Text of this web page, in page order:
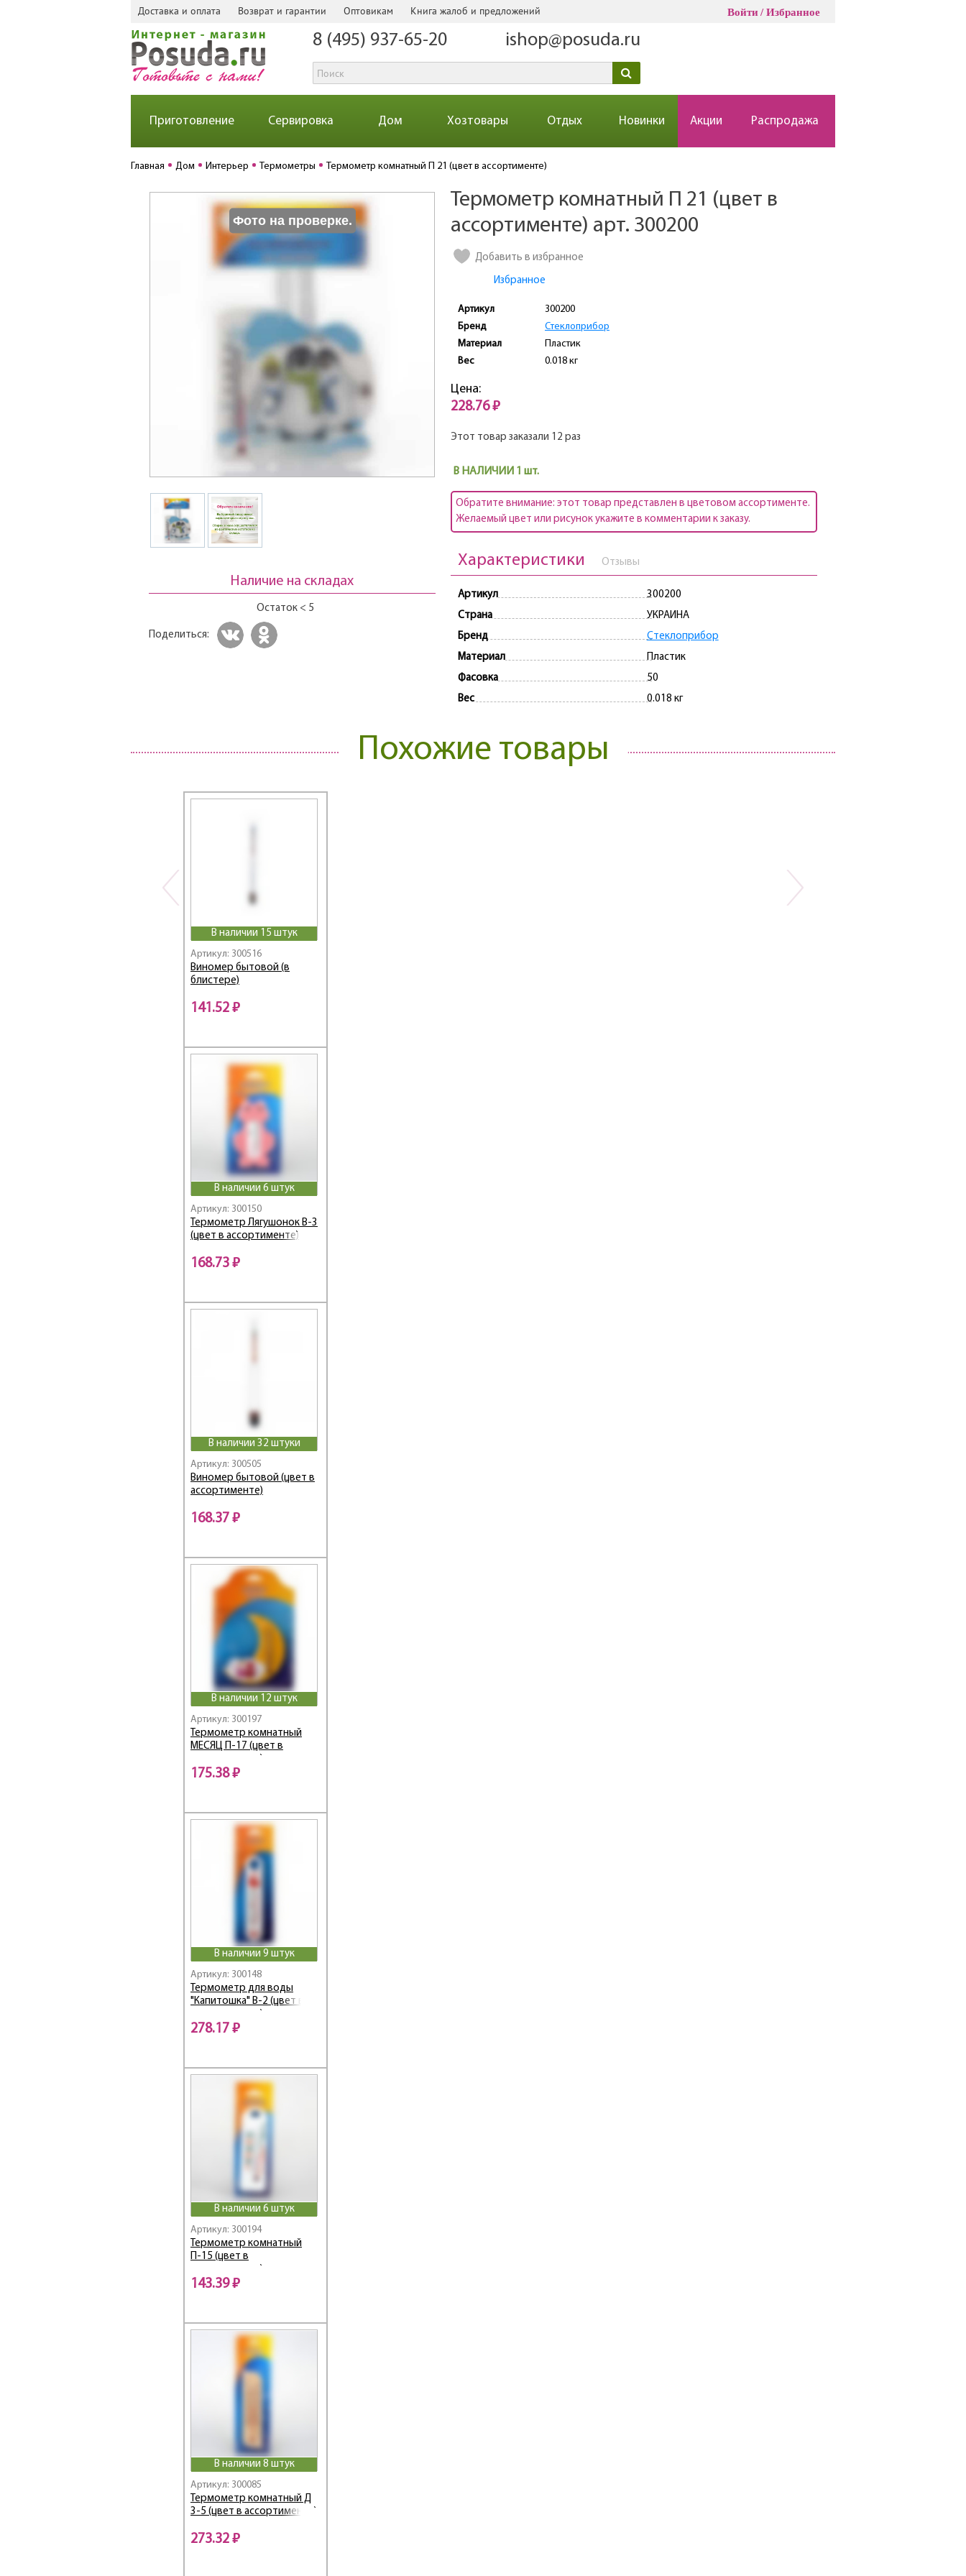
Доставка и оплата Возврат и гарантии Оптовикам Книга жалоб и предложений Войти Избранное
8 (495) 937-65-20 ishop@posuda.ru
Приготовление Сервировка Дом Хозтовары Отдых Новинки Акции Распродажа
Главная Дом Интерьер Термометры Термометр комнатный П 21 (цвет в ассортименте)
Фото на проверке.
Наличие на складах
Остаток < 5
Поделиться:
Термометр комнатный П 21 (цвет в
ассортименте) арт. 300200
Добавить в избранное
Избранное
Артикул
300200
Бренд
Стеклоприбор
Материал
Пластик
Вес
0.018 кг
Цена:
228.76 ₽
Этот товар заказали 12 раз
В НАЛИЧИИ 1 шт.
Обратите внимание: этот товар представлен в цветовом ассортименте.
Желаемый цвет или рисунок укажите в комментарии к заказу.
Характеристики Отзывы
Артикул
300200
Страна
УКРАИНА
Бренд
Стеклоприбор
Материал
Пластик
Фасовка
50
Вес
0.018 кг
Количество
Похожие товары
В наличии 15 штук
Артикул: 300516
Виномер бытовой (в
блистере)
141.52 ₽
В наличии 6 штук
Артикул: 300150
Термометр Лягушонок В-3
(цвет в ассортименте)
168.73 ₽
В наличии 32 штуки
Артикул: 300505
Виномер бытовой (цвет в
ассортименте)
168.37 ₽
В наличии 12 штук
Артикул: 300197
Термометр комнатный
МЕСЯЦ П-17 (цвет в
175.38 ₽
В наличии 9 штук
Артикул: 300148
Термометр для воды
"Капитошка" В-2 (цвет в
278.17 ₽
В наличии 6 штук
Артикул: 300194
Термометр комнатный
П-15 (цвет в
143.39 ₽
В наличии 8 штук
Артикул: 300085
Термометр комнатный Д
3-5 (цвет в ассортименте)
273.32 ₽